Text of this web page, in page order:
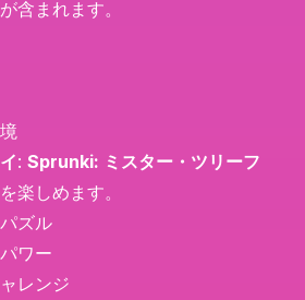
含まれます。
: Sprunki: ミスター・ツリーフ
楽しめます。
ズル
ワー
レンジ